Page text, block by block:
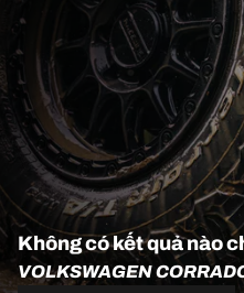
Không có kết quả nào
VOLKSWAGEN